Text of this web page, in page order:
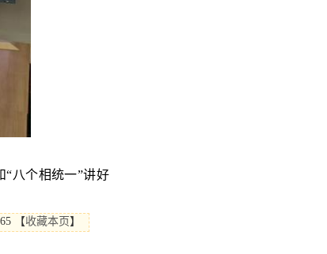
八个相统一”讲好
【收藏本页 】